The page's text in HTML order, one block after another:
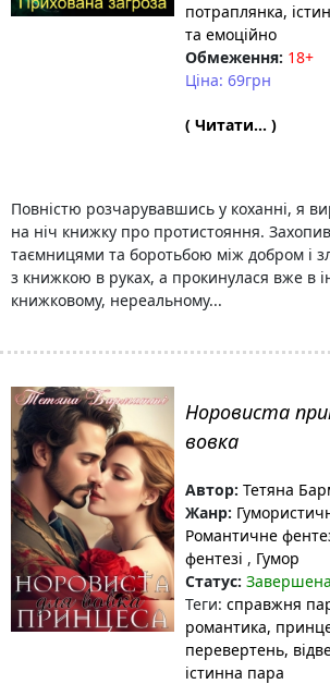
потраплянка,
та емоційно
Обмеження: 18+
Ціна: 69грн
( Читати... )
Повністю розчарувавшись у коханні, я
на ніч книжку про протистояння.
таємницями та боротьбою між добром і
з книжкою в руках, а прокинулася вже в
книжковому, нереальному...
Норовиста
вовка
Автор: Тетяна
Жанр:
Романтичне
фентезі , Гумор
Статус: Завершена
Теги: справжня
романтика,
перевертень,
істинна пара